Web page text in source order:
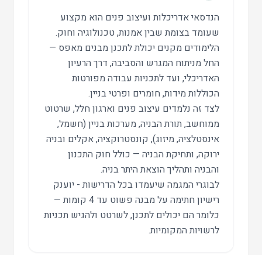
הנדסאי אדריכלות ועיצוב פנים הוא מקצוע
שעומד בצומת שבין אמנות, טכנולוגיה וחוק.
הלימודים מקנים יכולת לתכנן מבנים מאפס —
החל מניתוח המגרש והסביבה, דרך הרעיון
האדריכלי, ועד לתכניות עבודה מפורטות
הכוללות מידות, חומרים ופרטי בניין.
לצד זה נלמדים עיצוב פנים וארגון חלל, שרטוט
ממוחשב, תורת הבניה, מערכות בניין (חשמל,
אינסטלציה, מיזוג), קונסטרוקציה, אקלים ובניה
ירוקה, ותחיקת הבניה — כולל חוק התכנון
והבניה ותהליך הוצאת היתר בניה.
לבוגרי המגמה שיעמדו בכל הדרישות - יוענק
רישיון חתימה על מבנה פשוט עד 4 קומות —
כלומר הם יכולים לתכנן, לשרטט ולהגיש תכניות
לרשויות המקומיות.